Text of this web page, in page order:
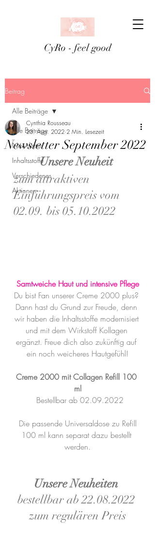
CyRo - feel good
Beitrag
Alle Beiträge
Newsletter
Inhaltsstoffe
Verschiedenes
Aktionen
Alle Beiträge
Newsletter September 2022
Cynthia Rousseau
23. Aug. 2022 2 Min. Lesezeit
Unsere Neuheit
zum attraktiven
Einführungspreis vom
02.09. bis 05.10.2022
Samtweiche Haut und intensive Pflege
Du bist Fan unserer Creme 2000 plus?
Dann hast du Grund zur Freude, denn
wir haben die Inhaltsstoffe modernisiert
und mit dem Wirkstoff Kollagen
ergänzt. Freue dich also zukünftig auf
ein noch weicheres Hautgefühl!
Creme 2000 mit Collagen Refill 100
ml
  Bestellbar ab 02.09.2022
100 ml kann separat dazu bestellt
werden.
Unsere Neuheiten
bestellbar ab 22.08.2022
zum regulären Preis